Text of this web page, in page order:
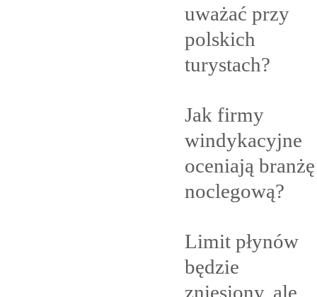
uważać przy
polskich
turystach?
Jak firmy
windykacyjne
oceniają branżę
noclegową?
Limit płynów
będzie
zniesiony, ale